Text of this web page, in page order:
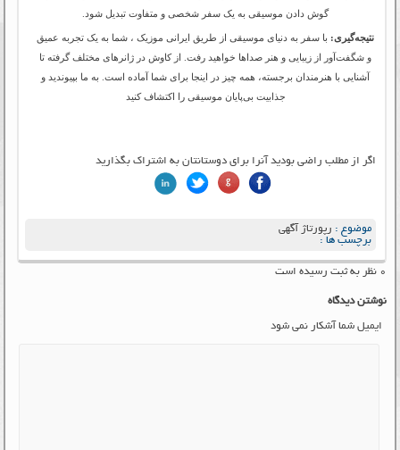
گوش دادن موسیقی به یک سفر شخصی و متفاوت تبدیل شود.
نتیجه‌گیری: با سفر به دنیای موسیقی از طریق ایرانی موزیک ، شما به یک تجربه عمیق
و شگفت‌آور از زیبایی و هنر صداها خواهید رفت. از کاوش در ژانرهای مختلف گرفته تا
آشنایی با هنرمندان برجسته، همه چیز در اینجا برای شما آماده است. به ما بپیوندید و
جذابیت بی‌پایان موسیقی را اکتشاف کنید
اگر از مطلب راضی بودید آنرا برای دوستانتان به اشتراک بگذارید
موضوع : رپورتاژ آگهی
برچسب ها :
۰ نظر به ثبت رسیده است
نوشتن دیدگاه
ایمیل شما آشکار نمی شود